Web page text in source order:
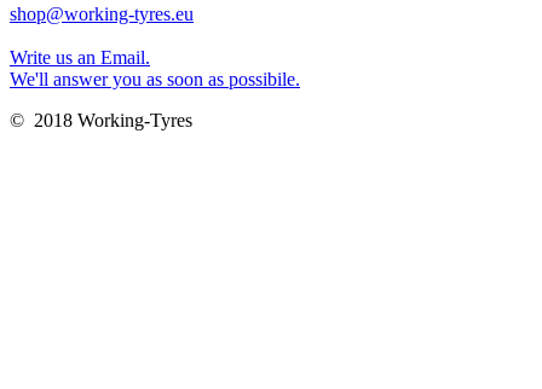
shop@working-tyres.eu
Write us an Email.
We'll answer you as soon as possibile.
© 2018 Working-Tyres